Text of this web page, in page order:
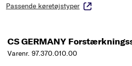
Passende køretøjstyper
CS GERMANY
Varenr. 97.370.010.00